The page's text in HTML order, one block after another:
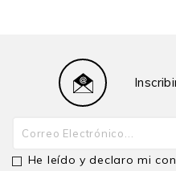
He leído y declaro mi